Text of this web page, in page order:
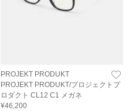
PROJEKT PRODUKT
PROJEKT PRODUKT/プロジェクトプ
ロダクト CL12 C1 メガネ
¥46,200